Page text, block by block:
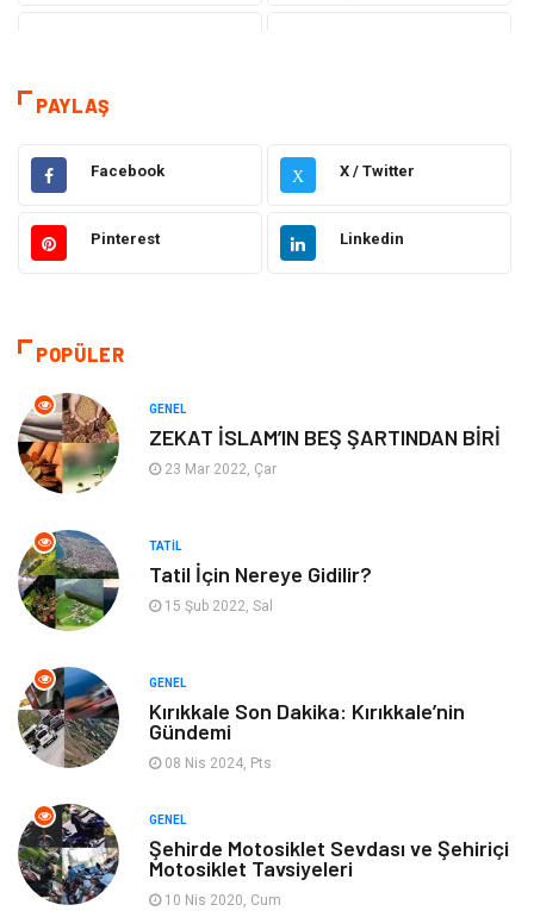
Tatil
Bakım Güzellik Yeme İçme
Elektrik Elektronik Giyim
Hukuk
Aksesuar
Organizasyon
Spor
Bebek Giyim Mobilya
PAYLAŞ
Facebook X X / Twitter
Pinterest Linkedin
POPÜLER
GENEL
ZEKAT İSLAM’IN BEŞ ŞARTINDAN BİRİ
23 Mar 2022, Çar
TATIL
Tatil İçin Nereye Gidilir?
15 Şub 2022, Sal
GENEL
Kırıkkale Son Dakika: Kırıkkale’nin
Gündemi
08 Nis 2024, Pts
GENEL
Şehirde Motosiklet Sevdası ve Şehiriçi
Motosiklet Tavsiyeleri
10 Nis 2020, Cum